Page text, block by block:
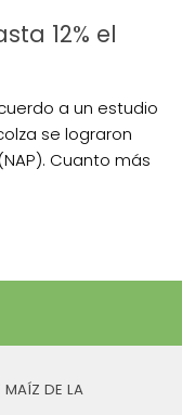
12% el
a un estudio
se lograron
Cuanto más
MAÍZ DE LA